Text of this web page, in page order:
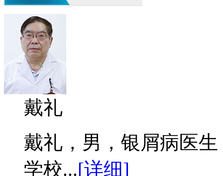
戴礼
戴礼，男，银屑病医
学校...[详细]